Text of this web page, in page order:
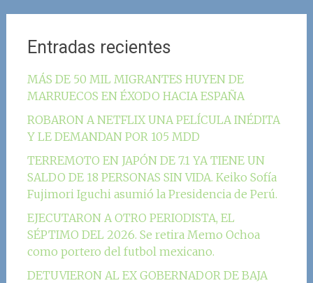
Entradas recientes
MÁS DE 50 MIL MIGRANTES HUYEN DE
MARRUECOS EN ÉXODO HACIA ESPAÑA
ROBARON A NETFLIX UNA PELÍCULA INÉDITA
Y LE DEMANDAN POR 105 MDD
TERREMOTO EN JAPÓN DE 7.1 YA TIENE UN
SALDO DE 18 PERSONAS SIN VIDA. Keiko Sofía
Fujimori Iguchi asumió la Presidencia de Perú.
EJECUTARON A OTRO PERIODISTA, EL
SÉPTIMO DEL 2026. Se retira Memo Ochoa
como portero del futbol mexicano.
DETUVIERON AL EX GOBERNADOR DE BAJA